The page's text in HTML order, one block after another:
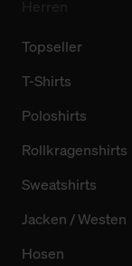
Topseller
T-Shirts
Poloshirts
Rollkragenshirts
Sweatshirts
Jacken / Westen
Hosen